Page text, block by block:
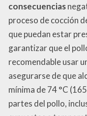
consecuencias
proceso de cocción
que puedan estar
garantizar que el
recomendable usar
asegurarse de que
mínima de 74 °C
partes del pollo,